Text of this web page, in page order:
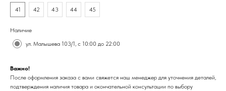
41
42 43 44 45
Наличие
ул. Малышева 103/1, с 10:00 до 22:00
Важно!
После оформления заказа с вами свяжется наш менеджер для уточнения деталей,
подтверждения наличия товара и окончательной консультации по выбору